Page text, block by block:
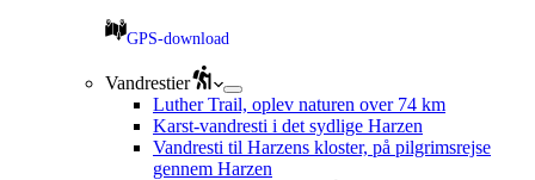
GPS-download
Vandrestier
Luther Trail, oplev naturen over 74 km
Karst-vandresti i det sydlige Harzen
Vandresti til Harzens kloster, på pilgrimsrejse
gennem Harzen